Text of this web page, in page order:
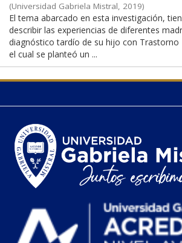
(Universidad Gabriela Mistral, 2019)
El tema abarcado en esta investigación,
describir las experiencias de diferentes
diagnóstico tardío de su hijo con Trastorno
el cual se planteó un ...